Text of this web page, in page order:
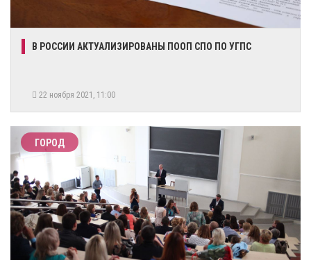
​В РОССИИ АКТУАЛИЗИРОВАНЫ ПООП СПО ПО УГПС
22 ноября 2021, 11:00
ГОРОД